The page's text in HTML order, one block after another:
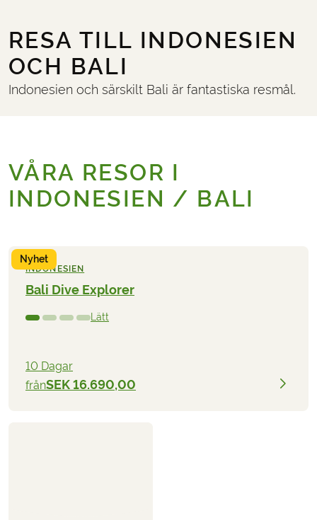
RESA TILL INDONESIEN
OCH BALI
Indonesien och särskilt Bali är fantastiska resmål.
Nyhet
INDONESIEN
Bali Dive Explorer
Lätt
10 Dagar
frånSEK 16.690,00
VÅRA RESOR I
INDONESIEN / BALI